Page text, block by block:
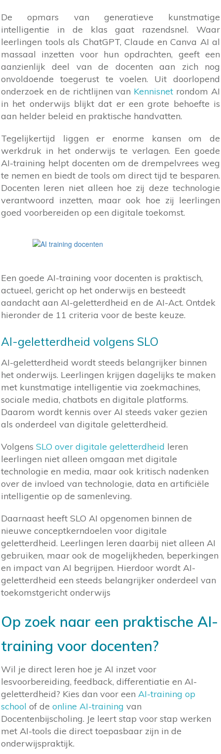
De opmars van generatieve kunstmatige
intelligentie in de klas gaat razendsnel. Waar
leerlingen tools als ChatGPT, Claude en Canva AI al
massaal inzetten voor hun opdrachten, geeft een
aanzienlijk deel van de docenten aan zich nog
onvoldoende toegerust te voelen. Uit doorlopend
onderzoek en de richtlijnen van Kennisnet rondom AI
in het onderwijs blijkt dat er een grote behoefte is
aan helder beleid en praktische handvatten.
Tegelijkertijd liggen er enorme kansen om de
werkdruk in het onderwijs te verlagen. Een goede
AI-training helpt docenten om de drempelvrees weg
te nemen en biedt de tools om direct tijd te besparen.
Docenten leren niet alleen hoe zij deze technologie
verantwoord inzetten, maar ook hoe zij leerlingen
goed voorbereiden op een digitale toekomst.
Een goede AI-training voor docenten is praktisch,
actueel, gericht op het onderwijs en besteedt
aandacht aan AI-geletterdheid en de AI-Act. Ontdek
hieronder de 11 criteria voor de beste keuze.
AI-geletterdheid volgens SLO
AI-geletterdheid wordt steeds belangrijker binnen
het onderwijs. Leerlingen krijgen dagelijks te maken
met kunstmatige intelligentie via zoekmachines,
sociale media, chatbots en digitale platforms.
Daarom wordt kennis over AI steeds vaker gezien
als onderdeel van digitale geletterdheid.
Volgens SLO over digitale geletterdheid leren
leerlingen niet alleen omgaan met digitale
technologie en media, maar ook kritisch nadenken
over de invloed van technologie, data en artificiële
intelligentie op de samenleving.
Daarnaast heeft SLO AI opgenomen binnen de
nieuwe conceptkerndoelen voor digitale
geletterdheid. Leerlingen leren daarbij niet alleen AI
gebruiken, maar ook de mogelijkheden, beperkingen
en impact van AI begrijpen. Hierdoor wordt AI-
geletterdheid een steeds belangrijker onderdeel van
toekomstgericht onderwijs
Op zoek naar een praktische AI-
training voor docenten?
Wil je direct leren hoe je AI inzet voor
lesvoorbereiding, feedback, differentiatie en AI-
geletterdheid? Kies dan voor een AI-training op
school of de online AI-training van
Docentenbijscholing. Je leert stap voor stap werken
met AI-tools die direct toepasbaar zijn in de
onderwijspraktijk.